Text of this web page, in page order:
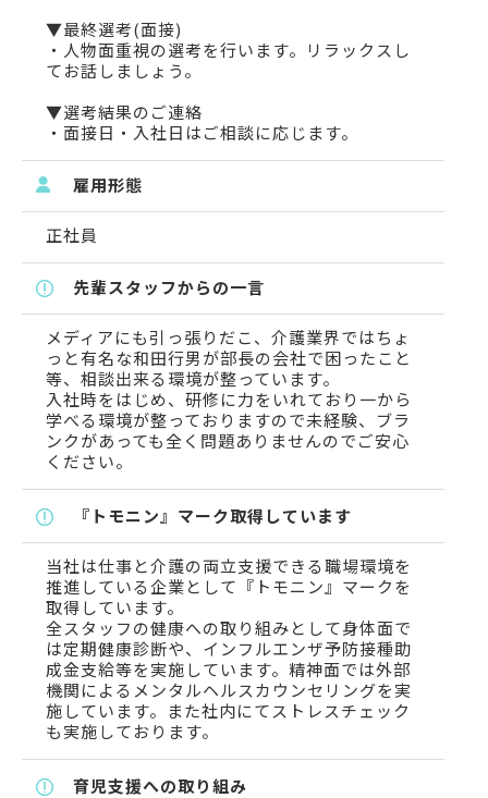
▼最終選考(面接)
・人物面重視の選考を行います。リラックスし
てお話しましょう。
▼選考結果のご連絡
・面接日・入社日はご相談に応じます。
雇用形態
正社員
先輩スタッフからの一言
メディアにも引っ張りだこ、介護業界ではちょ
っと有名な和田行男が部長の会社で困ったこと
等、相談出来る環境が整っています。
入社時をはじめ、研修に力をいれており一から
学べる環境が整っておりますので未経験、ブラ
ンクがあっても全く問題ありませんのでご安心
ください。
『トモニン』マーク取得しています
当社は仕事と介護の両立支援できる職場環境を
推進している企業として『トモニン』マークを
取得しています。
全スタッフの健康への取り組みとして身体面で
は定期健康診断や、インフルエンザ予防接種助
成金支給等を実施しています。精神面では外部
機関によるメンタルヘルスカウンセリングを実
施しています。また社内にてストレスチェック
も実施しております。
育児支援への取り組み